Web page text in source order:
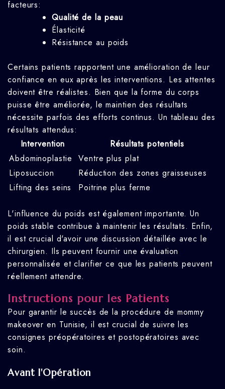
facteurs:
Qualité de la peau
Élasticité
Résistance au poids
Certains patients rapportent une amélioration de leur
confiance en eux après les interventions. Les attentes
doivent être réalistes. Bien que la forme du corps
puisse être améliorée, le maintien des résultats
nécessite parfois des efforts continus. Un tableau des
résultats attendus:
Intervention
Résultats potentiels
Abdominoplastie
Ventre plus plat
Liposuccion
Réduction des zones graisseuses
Lifting des seins
Poitrine plus ferme
L'influence du poids est également importante. Un
poids stable contribue à maintenir les résultats. Enfin,
il est crucial d'avoir une discussion détaillée avec le
chirurgien. Ils peuvent fournir une évaluation
personnalisée et clarifier ce que les patients peuvent
réellement attendre.
Instructions pour les Patients
Pour garantir le succès de la procédure de mommy
makeover en Tunisie, il est crucial de suivre les
consignes préopératoires et postopératoires avec
soin.
Avant l'Opération